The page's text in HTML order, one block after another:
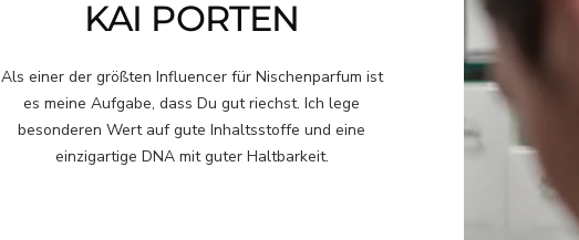
KAI PORTEN
Als einer der größten Influencer für Nischenparfum ist
es meine Aufgabe, dass Du gut riechst. Ich lege
besonderen Wert auf gute Inhaltsstoffe und eine
einzigartige DNA mit guter Haltbarkeit.